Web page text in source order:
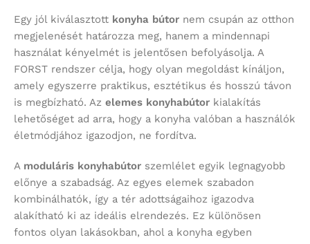
Egy jól kiválasztott konyha bútor nem csupán az otthon
megjelenését határozza meg, hanem a mindennapi
használat kényelmét is jelentősen befolyásolja. A
FORST rendszer célja, hogy olyan megoldást kínáljon,
amely egyszerre praktikus, esztétikus és hosszú távon
is megbízható. Az elemes konyhabútor kialakítás
lehetőséget ad arra, hogy a konyha valóban a használók
életmódjához igazodjon, ne fordítva.
A moduláris konyhabútor szemlélet egyik legnagyobb
előnye a szabadság. Az egyes elemek szabadon
kombinálhatók, így a tér adottságaihoz igazodva
alakítható ki az ideális elrendezés. Ez különösen
fontos olyan lakásokban, ahol a konyha egyben